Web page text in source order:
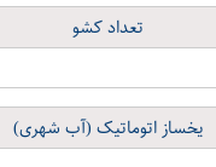
تعداد کشو
یخساز اتوماتیک (آب شهری)